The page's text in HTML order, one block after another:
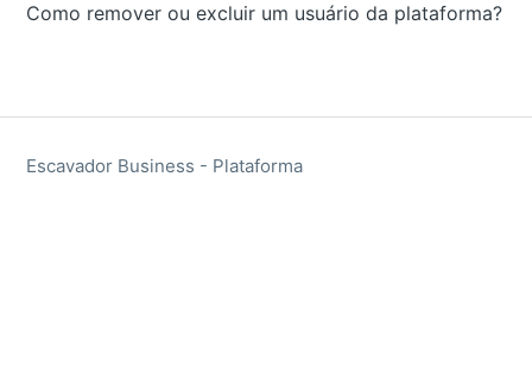
Como remover ou excluir um usuário da plataforma?
Escavador Business - Plataforma